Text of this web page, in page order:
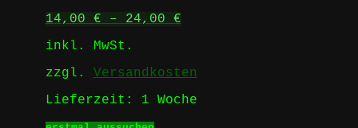
14,00 € – 24,00 €
inkl. MwSt.
zzgl. Versandkosten
Lieferzeit: 1 Woche